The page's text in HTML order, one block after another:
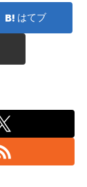
はてブ